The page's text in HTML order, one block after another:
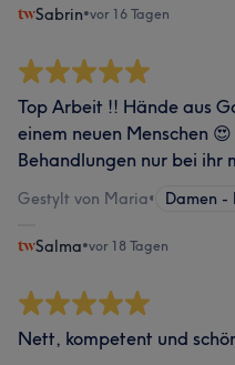
Sabrin•vor 16 Tagen
Top Arbeit !! Hände aus
einem neuen Menschen
Behandlungen nur bei ihr
Gestylt von Maria• Damen -
Salma•vor 18 Tagen
Nett, kompetent und